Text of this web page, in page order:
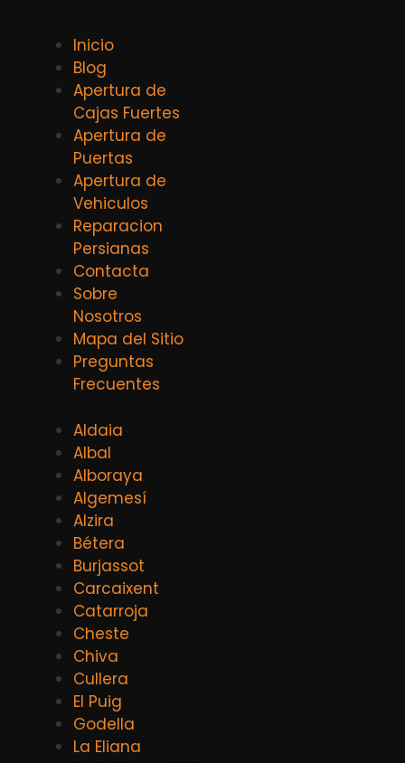
Inicio
Blog
Apertura de
Cajas Fuertes
Apertura de
Puertas
Apertura de
Vehiculos
Reparacion
Persianas
Contacta
Sobre
Nosotros
Mapa del Sitio
Preguntas
Frecuentes
Aldaia
Albal
Alboraya
Algemesí
Alzira
Bétera
Burjassot
Carcaixent
Catarroja
Cheste
Chiva
Cullera
El Puig
Godella
La Eliana